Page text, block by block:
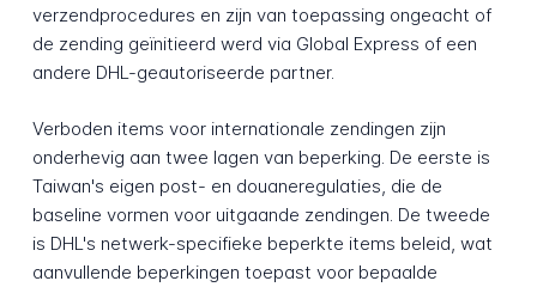
verzendprocedures en zijn van toepassing ongeacht of
de zending geïnitieerd werd via Global Express of een
andere DHL-geautoriseerde partner.
Verboden items voor internationale zendingen zijn
onderhevig aan twee lagen van beperking. De eerste is
Taiwan's eigen post- en douaneregulaties, die de
baseline vormen voor uitgaande zendingen. De tweede
is DHL's netwerk-specifieke beperkte items beleid, wat
aanvullende beperkingen toepast voor bepaalde